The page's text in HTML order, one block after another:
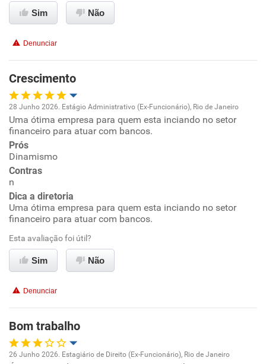
Conciliação com a vida familiar
Recomenda a diretoria
Sim Não
Denunciar
Crescimento
Oportunidade de promoção
Ambiente de trabalho
Benefícios
Recomenda esta empresa
Recomenda a diretoria
28 Junho 2026. Estágio Administrativo (Ex-Funcionário), Rio de Janeiro
Uma ótima empresa para quem esta inciando no setor
financeiro para atuar com bancos.
Prós
Dinamismo
Contras
n
Dica a diretoria
Uma ótima empresa para quem esta inciando no setor
financeiro para atuar com bancos.
Esta avaliação foi útil?
Sim Não
Denunciar
Bom trabalho
26 Junho 2026. Estagiário de Direito (Ex-Funcionário), Rio de Janeiro